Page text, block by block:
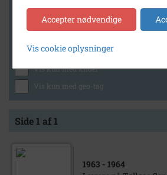
Vis kun med billeder
Vis kun med lydklip
Vis kun med kilder
Vis kun med geo-tag
Side 1 af 1
1963 - 1964
Accepter nødvendige
Vis cookie oplysninger